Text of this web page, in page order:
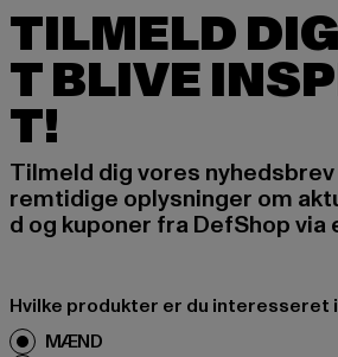
TILMELD
T BLIVE
T!
Tilmeld dig vores
remtidige oplysninger om
d og kuponer fra DefShop via
Hvilke produkter er du interesseret
MÆND